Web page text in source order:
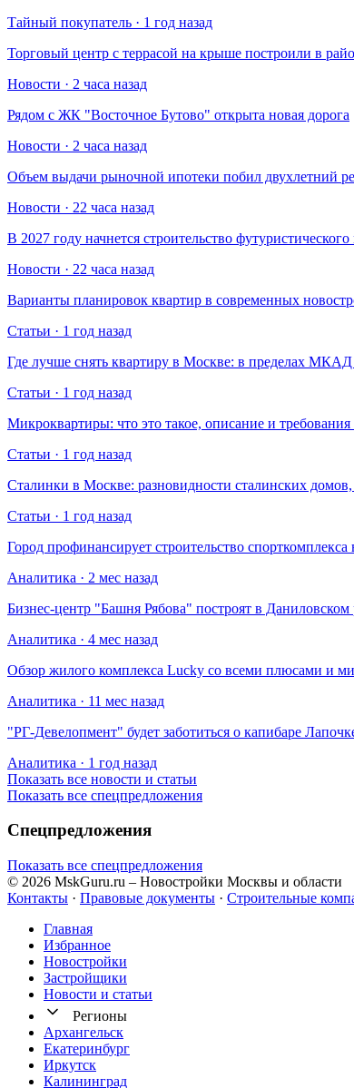
Тайный покупатель · 1 год назад
Торговый центр с террасой на крыше построили в
Новости · 2 часа назад
Рядом с ЖК "Восточное Бутово" открыта новая дорога
Новости · 2 часа назад
Объем выдачи рыночной ипотеки побил двухлетний
Новости · 22 часа назад
В 2027 году начнется строительство
Новости · 22 часа назад
Варианты планировок квартир в современных
Статьи · 1 год назад
Где лучше снять квартиру в Москве: в пределах
Статьи · 1 год назад
Микроквартиры: что это такое, описание и
Статьи · 1 год назад
Сталинки в Москве: разновидности сталинских
Статьи · 1 год назад
Город профинансирует строительство
Аналитика · 2 мес назад
Бизнес-центр "Башня Рябова" построят в Даниловском
Аналитика · 4 мес назад
Обзор жилого комплекса Lucky со всеми плюсами и
Аналитика · 11 мес назад
​"РГ-Девелопмент" будет заботиться о капибаре
Аналитика · 1 год назад
Показать все новости и статьи
Показать все спецпредложения
Спецпредложения
Показать все спецпредложения
© 2026 MskGuru.ru – Новостройки Москвы и области
Контакты · Правовые документы · Строительные
Главная
Избранное
Новостр ойки
Застройщики
Новости и статьи
Регионы
Архангельск
Екатеринбург
Иркутск
Калининград